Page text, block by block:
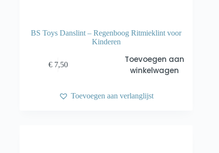
BS Toys Danslint – Regenboog Ritmieklint voor
Kinderen
€7,50
Toevoegen aan
winkelwagen
Toevoegen aan verlanglijst